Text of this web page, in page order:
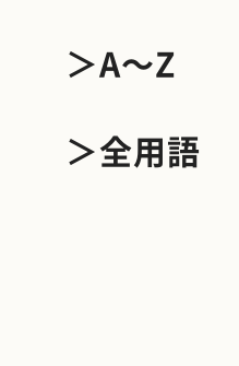
＞A～Z
＞全用語